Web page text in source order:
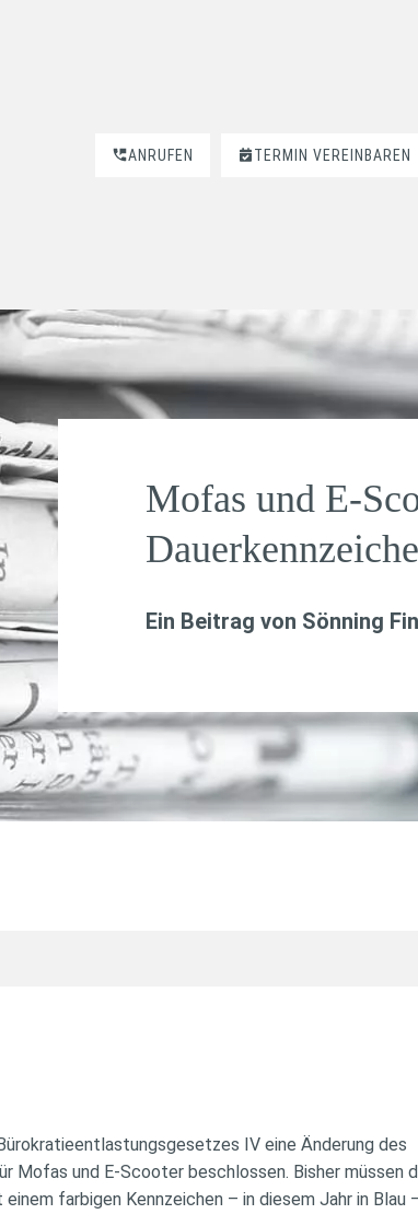
ANRUFEN TERMIN VEREINBAREN
Mofas und E-
Ein Beitrag von Sönning
IV eine Änderung des
Mofas und E-Scooter beschlossen. Bisher müssen
farbigen Kennzeichen – in diesem Jahr in Blau